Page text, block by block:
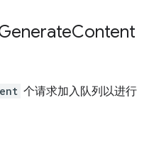
Content
个请求加入队列以进行